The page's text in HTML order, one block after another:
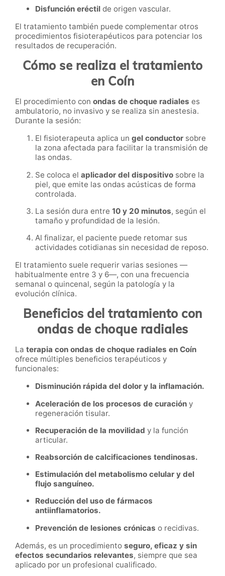
Disfunción eréctil de origen vascular.
El tratamiento también puede complementar otros
procedimientos fisioterapéuticos para potenciar los
resultados de recuperación.
Cómo se realiza el tratamiento
en Coín
El procedimiento con ondas de choque radiales es
ambulatorio, no invasivo y se realiza sin anestesia.
Durante la sesión:
El fisioterapeuta aplica un gel conductor sobre
la zona afectada para facilitar la transmisión de
las ondas.
Se coloca el aplicador del dispositivo sobre la
piel, que emite las ondas acústicas de forma
controlada.
La sesión dura entre 10 y 20 minutos, según el
tamaño y profundidad de la lesión.
Al finalizar, el paciente puede retomar sus
actividades cotidianas sin necesidad de reposo.
El tratamiento suele requerir varias sesiones —
habitualmente entre 3 y 6—, con una frecuencia
semanal o quincenal, según la patología y la
evolución clínica.
Beneficios del tratamiento con
ondas de choque radiales
La terapia con ondas de choque radiales en Coín
ofrece múltiples beneficios terapéuticos y
funcionales:
Disminución rápida del dolor y la inflamación.
Aceleración de los procesos de curación y
regeneración tisular.
Recuperación de la movilidad y la función
articular.
Reabsorción de calcificaciones tendinosas.
Estimulación del metabolismo celular y del
flujo sanguíneo.
Reducción del uso de fármacos
antiinflamatorios.
Prevención de lesiones crónicas o recidivas.
Además, es un procedimiento seguro, eficaz y sin
efectos secundarios relevantes, siempre que sea
aplicado por un profesional cualificado.